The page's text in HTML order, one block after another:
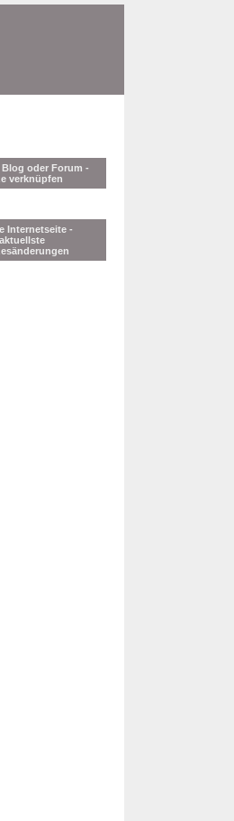
oder Forum -
verknüpfen
Internetseite -